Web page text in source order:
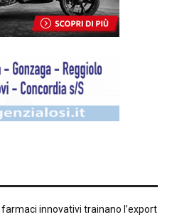
farmaci innovativi trainano l’export